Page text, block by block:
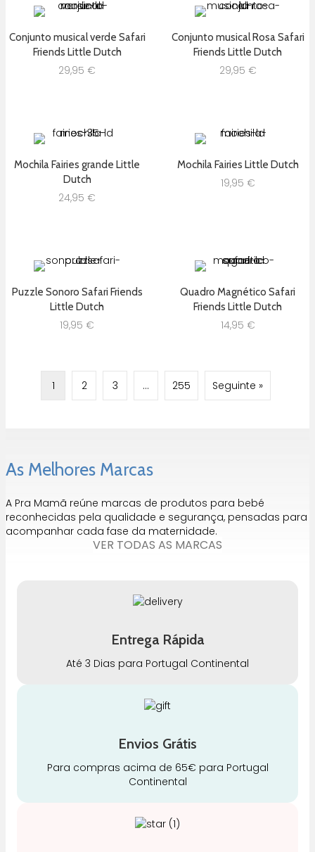
Conjunto musical verde Safari
Friends Little Dutch
29,95 €
Conjunto musical Rosa Safari
Friends Little Dutch
29,95 €
Mochila Fairies grande Little
Dutch
24,95 €
Mochila Fairies Little Dutch
19,95 €
Puzzle Sonoro Safari Friends
Little Dutch
19,95 €
Quadro Magnético Safari
Friends Little Dutch
14,95 €
1 2 3 … 255 Seguinte »
As Melhores Marcas
A Pra Mamã reúne marcas de produtos para bebé
reconhecidas pela qualidade e segurança, pensadas para
acompanhar cada fase da maternidade.
VER TODAS AS MARCAS
Entrega Rápida
Até 3 Dias para Portugal Continental
Envios Grátis
Para compras acima de 65€ para Portugal
Continental